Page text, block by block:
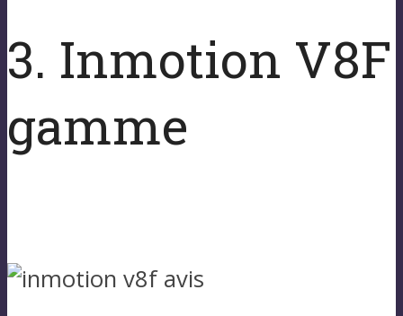
3. Inmotion
gamme